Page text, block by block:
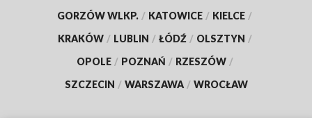
GORZÓW WLKP. / KATOWICE / KIELCE /
KRAKÓW / LUBLIN / ŁÓDŹ / OLSZTYN /
OPOLE / POZNAŃ / RZESZÓW /
SZCZECIN / WARSZAWA / WROCŁAW